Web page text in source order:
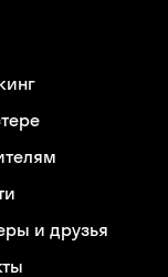
и друзья